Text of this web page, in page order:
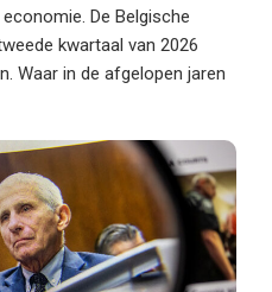
De Belgische
kwartaal van 2026
Waar in de afgelopen jaren